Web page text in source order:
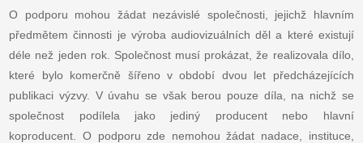
O podporu mohou žádat nezávislé společnosti, jejichž hlavním
předmětem činnosti je výroba audiovizuálních děl a které existují
déle než jeden rok. Společnost musí prokázat, že realizovala dílo,
které bylo komerčně šířeno v období dvou let předcházejících
publikaci výzvy. V úvahu se však berou pouze díla, na nichž se
společnost podílela jako jediný producent nebo hlavní
koproducent. O podporu zde nemohou žádat nadace, instituce,